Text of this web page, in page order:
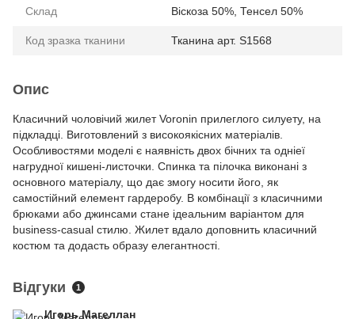
Склад Віскоза 50%, Тенсел 50%
Код зразка тканини Тканина арт. S1568
Опис
Класичний чоловічий жилет Voronin прилеглого силуету, на
підкладці. Виготовлений з високоякісних матеріалів.
Особливостями моделі є наявність двох бічних та одніеї
нагрудної кишені-листочки. Спинка та пілочка виконані з
основного матеріалу, що дає змогу носити його, як
самостійний елемент гардеробу. В комбінації з класичними
брюками або джинсами стане ідеальним варіантом для
business-casual стилю. Жилет вдало доповнить класичний
костюм та додасть образу елегантності.
Відгуки 1
Игорь Магеллан